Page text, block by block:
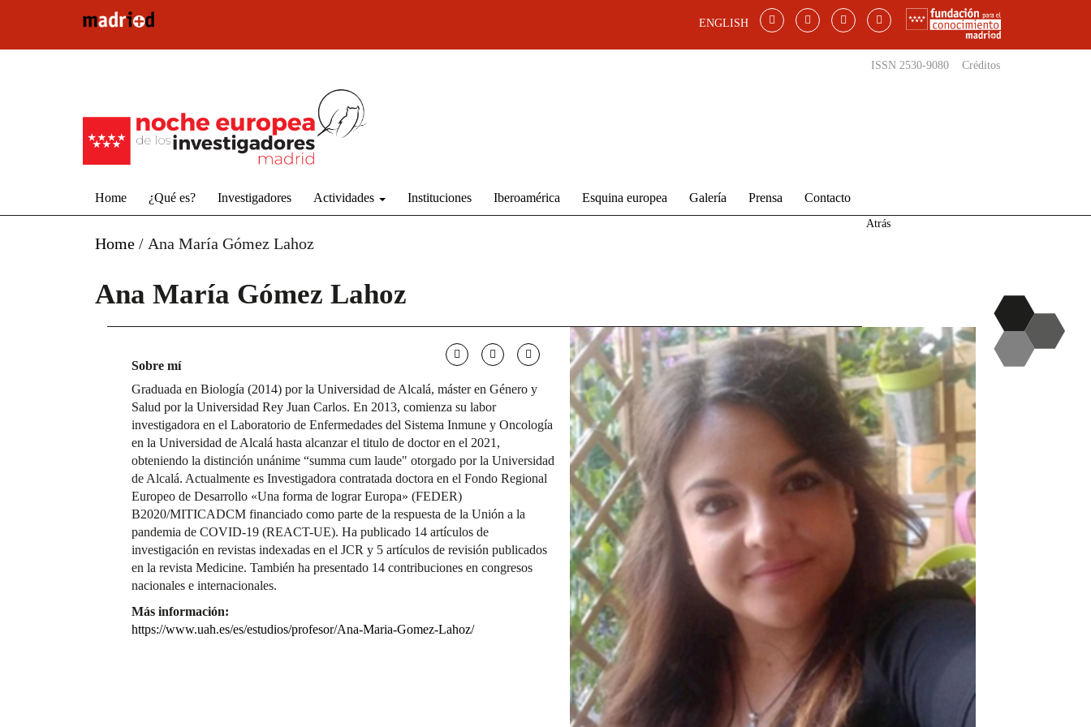
ENGLISH
ISSN 2530-9080 Créditos
Home ¿Qué es? Investigadores Actividades Instituciones Iberoamérica Esquina europea Galería Prensa Contacto
Home / Ana María Gómez Lahoz
Atrás
Ana María Gómez Lahoz
Sobre mí
Graduada en Biología (2014) por la Universidad de Alcalá, máster en Género y
Salud por la Universidad Rey Juan Carlos. En 2013, comienza su labor
investigadora en el Laboratorio de Enfermedades del Sistema Inmune y Oncología
en la Universidad de Alcalá hasta alcanzar el titulo de doctor en el 2021,
obteniendo la distinción unánime “summa cum laude" otorgado por la Universidad
de Alcalá. Actualmente es Investigadora contratada doctora en el Fondo Regional
Europeo de Desarrollo «Una forma de lograr Europa» (FEDER)
B2020/MITICADCM financiado como parte de la respuesta de la Unión a la
pandemia de COVID-19 (REACT-UE). Ha publicado 14 artículos de
investigación en revistas indexadas en el JCR y 5 artículos de revisión publicados
en la revista Medicine. También ha presentado 14 contribuciones en congresos
nacionales e internacionales.
Más información:
https://www.uah.es/es/estudios/profesor/Ana-Maria-Gomez-Lahoz/